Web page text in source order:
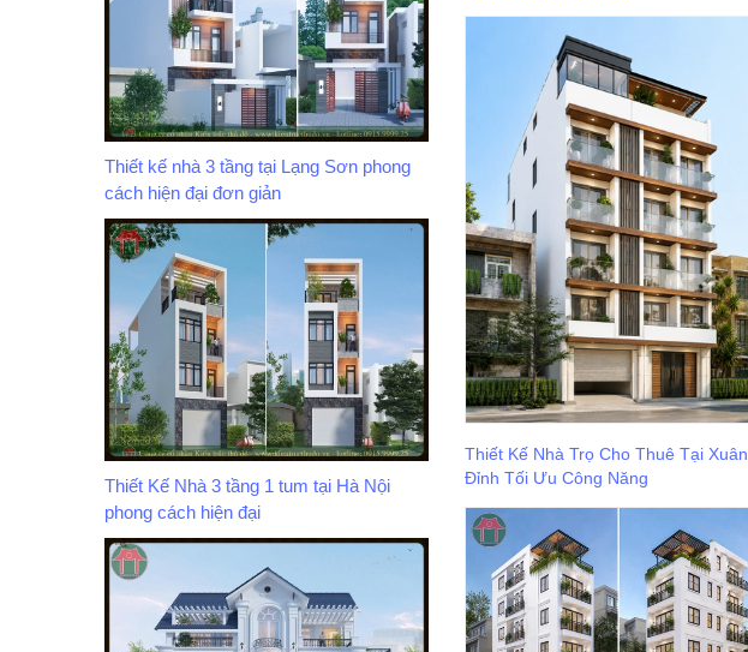
Thiết kế nhà 3 tầng tại Lạng Sơn phong
cách hiện đại đơn giản
Thiết Kế Nhà 3 tầng 1 tum tại Hà Nội
phong cách hiện đại
Thiết Kế Nhà Trọ Cho Thuê Tại Xuân
Đỉnh Tối Ưu Công Năng